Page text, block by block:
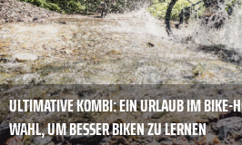
ULTIMATIVE KOMBI: EIN URLAUB IM BIKE-
WAHL, UM BESSER BIKEN ZU LERNEN